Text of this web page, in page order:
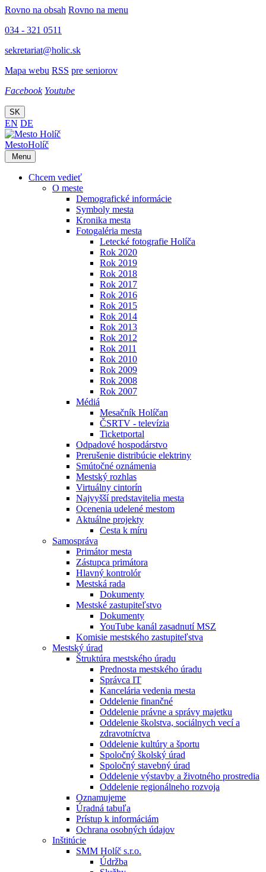
Rovno na obsah Rovno na menu
034 - 321 0511
sekretariat@holic.sk
Mapa webu RSS pre seniorov
Facebook Youtube
SK
EN DE
MestoHolíč
Menu
Chcem vedieť
O meste
Demografické informácie
Symboly mesta
Kronika mesta
Fotogaléria mesta
Letecké fotografie Holíča
Rok 2020
Rok 2019
Rok 2018
Rok 2017
Rok 2016
Rok 2015
Rok 2014
Rok 2013
Rok 2012
Rok 2011
Rok 2010
Rok 2009
Rok 2008
Rok 2007
Médiá
Mesačník Holíčan
ČSRTV - televízia
Ticketportal
Odpadové hospodárstvo
Prerušenie distribúcie elektriny
Smútočné oznámenia
Mestský rozhlas
Virtuálny cintorín
Najvyšší predstavitelia mesta
Ocenenia udelené mestom
Aktuálne projekty
Cesta k míru
Samospráva
Primátor mesta
Zástupca primátora
Hlavný kontrolór
Mestská rada
Dokumenty
Mestské zastupiteľstvo
Dokumenty
YouTube kanál zasadnutí MSZ
Komisie mestského zastupiteľstva
Mestský úrad
Štruktúra mestského úradu
Prednosta mestského úradu
Správca IT
Kancelária vedenia mesta
Oddelenie finančné
Oddelenie právne a správy majetku
Oddelenie školstva, sociálnych vecí a
zdravotníctva
Oddelenie kultúry a športu
Spoločný školský úrad
Spoločný stavebný úrad
Oddelenie výstavby a životného prostredia
Oddelenie regionálneho rozvoja
Oznamujeme
Úradná tabuľa
Prístup k informáciám
Ochrana osobných údajov
Inštitúcie
SMM Holíč s.r.o.
Údržba